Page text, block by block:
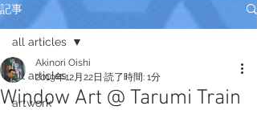
記事
all articles
artwork
all articles
Window Art @ Tarumi Train
Akinori Oishi
2019年12月22日 読了時間: 1分